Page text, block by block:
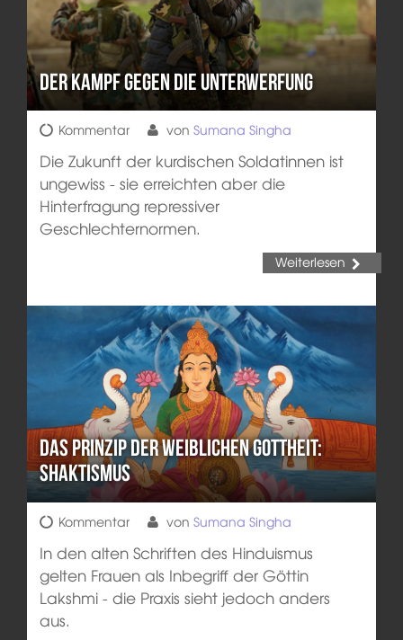
Der Kampf gegen die Unterwerfung
Kommentar von Sumana Singha
Die Zukunft der kurdischen Soldatinnen ist
ungewiss - sie erreichten aber die
Hinterfragung repressiver
Geschlechternormen.
Weiterlesen
Das Prinzip der weiblichen Gottheit:
Shaktismus
Kommentar von Sumana Singha
In den alten Schriften des Hinduismus
gelten Frauen als Inbegriff der Göttin
Lakshmi - die Praxis sieht jedoch anders
aus.